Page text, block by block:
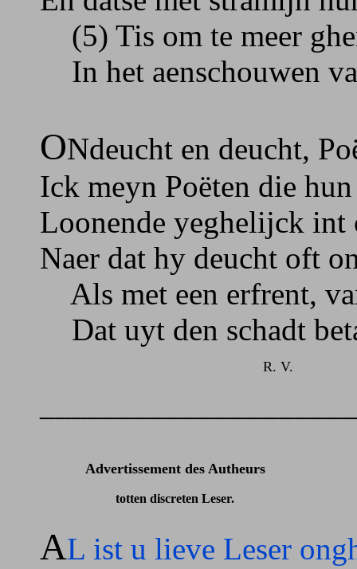
(5) Tis om te meer
In het aenschouwen
ONdeucht en deucht,
Ick meyn Poëten die
Loonende yeghelijck int
Naer dat hy deucht oft
Als met een erfrent,
Dat uyt den schadt
R. V.
Advertissement des Autheurs
totten discreten Leser.
AL ist u lieve Leser